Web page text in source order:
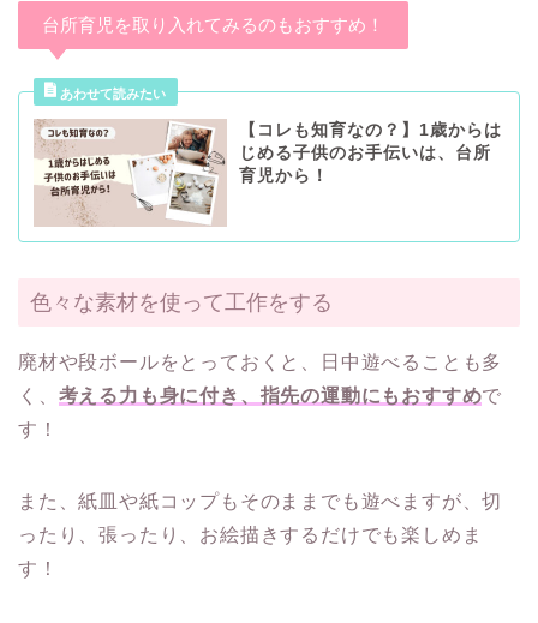
台所育児を取り入れてみるのもおすすめ！
【コレも知育なの？】1歳からは
じめる子供のお手伝いは、台所
育児から！
色々な素材を使って工作をする
廃材や段ボールをとっておくと、日中遊べることも多
く、 考える力も身に付き、指先の運動にもおすすめで
す！
また、紙皿や紙コップもそのままでも遊べますが、切
ったり、張ったり、お絵描きするだけでも楽しめま
す！